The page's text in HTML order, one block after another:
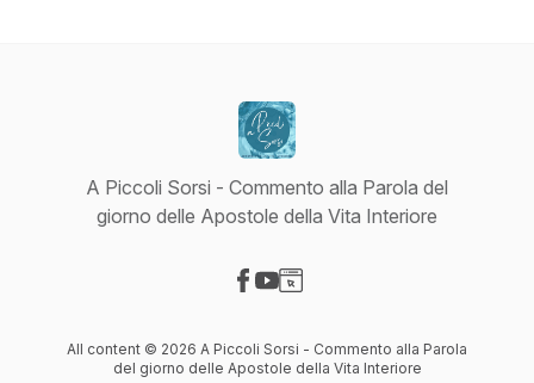
A Piccoli Sorsi - Commento alla Parola del
giorno delle Apostole della Vita Interiore
All content © 2026 A Piccoli Sorsi - Commento alla Parola
del giorno delle Apostole della Vita Interiore